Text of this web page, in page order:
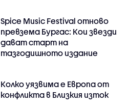
Spice Music Festival отново
превзема Бургас: Кои звезди
дават старт на
тазгодишното издание
Колко уязвима е Европа от
конфликта в Близкия изток